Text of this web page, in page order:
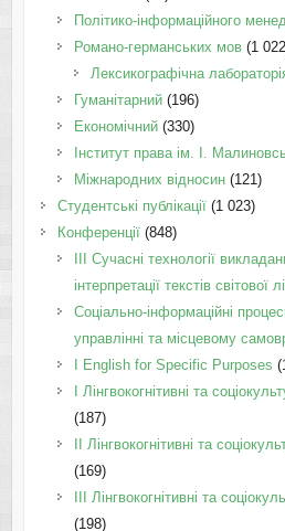
Політико-інформаційного
Романо-германських мов(1
Лексикографічна
Гуманітарний(196)
Економічний(330)
Інститут права ім. І.
Міжнародних відносин(121)
Студентські публікації(1 023)
Конференції(848)
III Сучасні технології
інтерпретації текстів світової
Соціально-інформаційні
управлінні та місцевому
І English for Specific Purposes
I Лінгвокогнітивні та
(187)
IІ Лінгвокогнітивні та
(169)
IІI Лінгвокогнітивні та
(198)